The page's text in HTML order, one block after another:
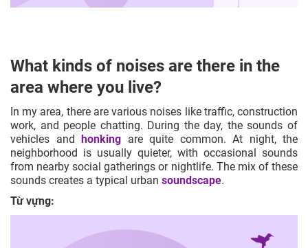
What kinds of noises are there in the
area where you live?
In my area, there are various noises like traffic, construction
work, and people chatting. During the day, the sounds of
vehicles and honking are quite common. At night, the
neighborhood is usually quieter, with occasional sounds
from nearby social gatherings or nightlife. The mix of these
sounds creates a typical urban soundscape.
Từ vựng: